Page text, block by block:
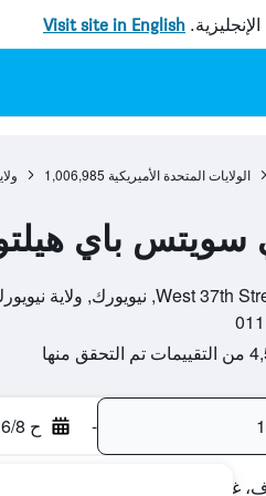
Visit site in English
الولايات المتحدة الأميريكية 1,006,985
باي
منها
- ح 16/8